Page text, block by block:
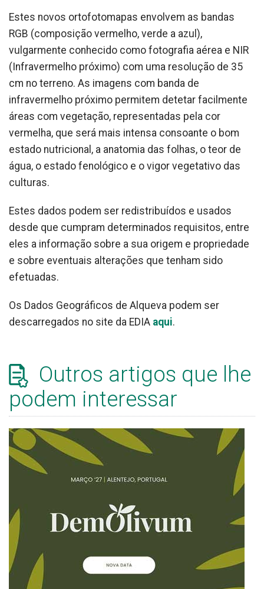
Estes novos ortofotomapas envolvem as bandas
RGB (composição vermelho, verde a azul),
vulgarmente conhecido como fotografia aérea e NIR
(Infravermelho próximo) com uma resolução de 35
cm no terreno. As imagens com banda de
infravermelho próximo permitem detetar facilmente
áreas com vegetação, representadas pela cor
vermelha, que será mais intensa consoante o bom
estado nutricional, a anatomia das folhas, o teor de
água, o estado fenológico e o vigor vegetativo das
culturas.
Estes dados podem ser redistribuídos e usados
desde que cumpram determinados requisitos, entre
eles a informação sobre a sua origem e propriedade
e sobre eventuais alterações que tenham sido
efetuadas.
Os Dados Geográficos de Alqueva podem ser
descarregados no site da EDIA aqui.
Outros artigos que lhe
podem interessar